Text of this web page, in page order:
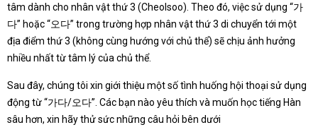
tâm dành cho nhân vật thứ 3 (Cheolsoo). Theo đó, việc sử dụng “가
다” hoặc “오다” trong trường hợp nhân vật thứ 3 di chuyển tới một
địa điểm thứ 3 (không cùng hướng với chủ thể) sẽ chịu ảnh hưởng
nhiều nhất từ tâm lý của chủ thể.
Sau đây, chúng tôi xin giới thiệu một số tình huống hội thoại sử dụng
động từ “가다/오다”. Các bạn nào yêu thích và muốn học tiếng Hàn
sâu hơn, xin hãy thử sức những câu hỏi bên dưới